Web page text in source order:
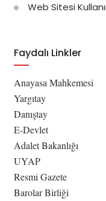
Web Sitesi
Faydalı Linkler
Anayasa Mahkemesi
Yargıtay
Danıştay
E-Devlet
Adalet Bakanlığı
UYAP
Resmi Gazete
Barolar Birliği